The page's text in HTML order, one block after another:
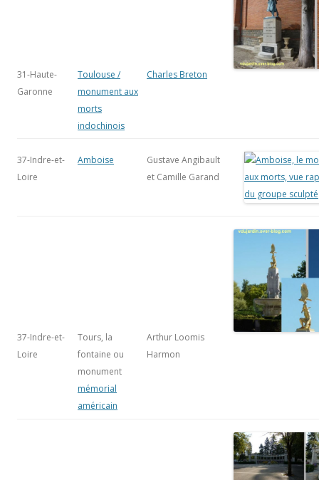
31-Haute-
Garonne
Toulouse /
monument aux
morts
indochinois
Charles Breton
37-Indre-et-
Loire
Amboise
Gustave Angibault
et Camille Garand
37-Indre-et-
Loire
Tours, la
fontaine ou
monument
mémorial
américain
Arthur Loomis
Harmon